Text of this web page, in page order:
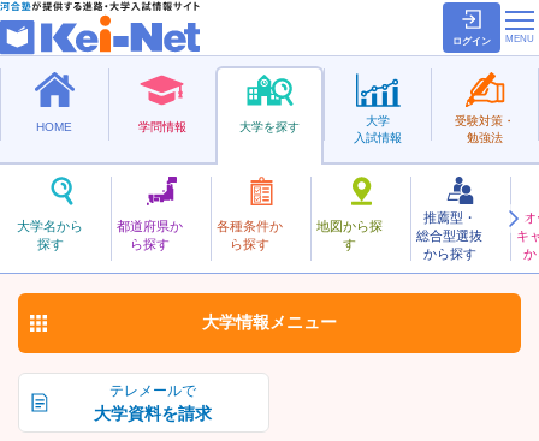
ログイン
HOME 学問情報 大学を探す
大学名から
探す
都道府県か
ら探す
各種条件か
ら探す
地図から探
す
推薦型・
総合型選抜
から探す
キ
か
大学
入試情報
受験対策・
勉強法
私立
ほくせいがくえん
北星学園大学 お気に入り
テレメールで
大学資料を請求
大学情報 メニュー